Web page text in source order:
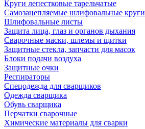
Круги лепестковые тарельчатые
Самозацепляемые шлифовальные круги
Шлифовальные листы
Защита лица, глаз и органов дыхания
Сварочные маски, шлемы и щитки
Защитные стекла, запчасти для масок
Блоки подачи воздуха
Защитные очки
Респираторы
Спецодежда для сварщиков
Одежда сварщика
Обувь сварщика
Перчатки сварочные
Химические материалы для сварки